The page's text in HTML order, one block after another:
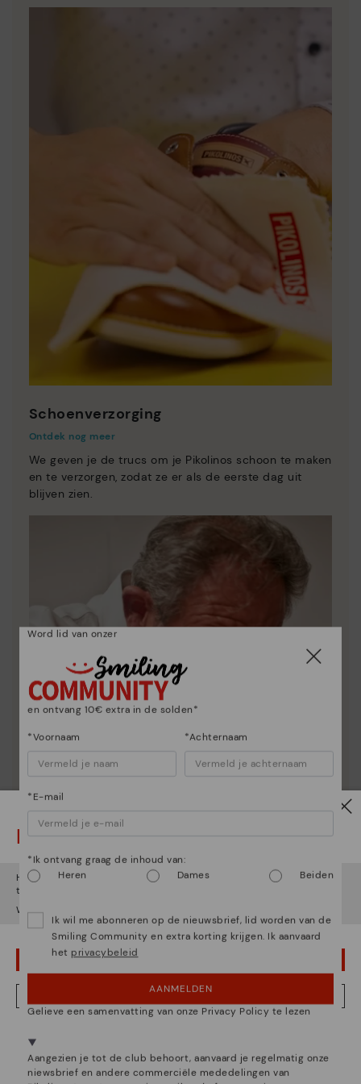
Schoenverzorging
Ontdek nog meer
We geven je de trucs om je Pikolinos schoon te maken
en te verzorgen, zodat ze er als de eerste dag uit
blijven zien.
Essentie van Pikolinos
Ontdek nog meer
Let op!
Het lijkt erop dat je in Verenigde Staten
bent maar je probeert
toegang te krijgen tot de
Wil je naar onze
OEPS! FOUTJE, IK WIL GRAAG IN VERENIGDE STATEN BLIJVEN
NEE, IK WIL DE NEDERLAND WEBSITE ZIEN
Kies de jouwe
Word lid van onzer
en ontvang 10€ extra in de solden*
*Voornaam *Achternaam
*E-mail
*Ik ontvang graag de inhoud van:
Heren
Dames Beiden
Ik wil me abonneren op de nieuwsbrief, lid worden van de
Smiling Community en extra korting krijgen. Ik aanvaard
het privacybeleid
AANMELDEN
Gelieve een samenvatting van onze Privacy Policy te lezen
Aangezien je tot de club behoort, aanvaard je regelmatig onze
niewsbrief en andere commerciële mededelingen van